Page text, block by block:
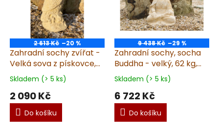
2 613 Kč –20 %
Zahradní sochy zvířat -
Velká sova z pískovce,
výška 38 cm, 10 kg
Skladem (> 5 ks)
2 090 Kč
Do košíku
9 438 Kč –29 %
Zahradní sochy, socha
Buddha - velký, 62 kg,
pískovec
Skladem (> 5 ks)
6 722 Kč
Do košíku